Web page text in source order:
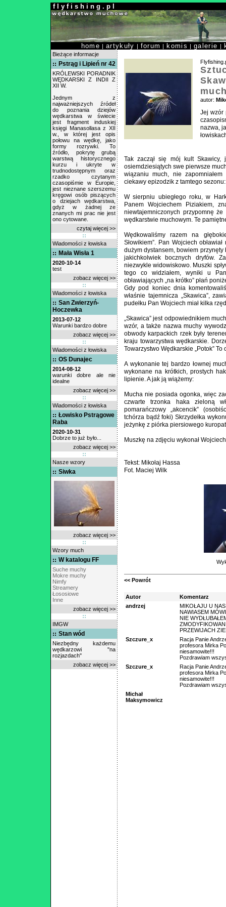
f l y f i s h i n g . p l
home |artykuły | forum | komis |galerie |
Bieżące informacje
Pstrąg i Lipień nr 42
KRÓLEWSKI PORADNIK
WĘDKARSKI Z INDII Z
XII W.
Jednym z
najważniejszych źródeł
do poznania dziejów
wędkarstwa w świecie
jest fragment induskiej
księgi Manasollasa z XII
w., w której jest opis
połowu na wędkę, jako
formy rozrywki. To
źródło, pokrytę grubą
warstwą historycznego
kurzu i ukryte w
trudnodostępnym oraz
rzadko czytanym
czasopiśmie w Europie,
jest nieznane szerszemu
kręgowi osób piszących
o dziejach wędkarstwa,
gdyż w żadnej ze
znanych mi prac nie jest
ono cytowane.
czytaj więcej >>
Wiadomości z łowiska
Mała Wisła 1
2020-10-14
test
zobacz więcej >>
Wiadomości z łowiska
San Zwierzyń-
Hoczewka
2013-07-12
Warunki bardzo dobre
zobacz więcej >>
Wiadomości z łowiska
OS Dunajec
2014-08-12
warunki dobre ale nie
idealne
zobacz więcej >>
Wiadomości z łowiska
Łowisko Pstrągowe
Raba
2020-10-31
Dobrze to już było...
zobacz więcej >>
Nasze wzory
Siwka
zobacz więcej >>
Wzory much
W katalogu FF
Suche muchy
Mokre muchy
Nimfy
Streamery
Łososiowe
Inne
zobacz więcej >>
IMGW
Stan wód
Niezbędny każdemu
wędkarzowi "na
rozjazdach"
zobacz więcej >>
autor:
Jej wzór
nazwa,
Tak zaczął się mój kult
osiemdziesiątych swe pierwsze
wiązaniu much, nie
ciekawy epizodzik z tamtego sezonu:
W sierpniu ubiegłego roku, w
Panem Wojciechem Piziakiem,
niewtajemniczonych przypomnę
wędkarstwie muchowym. Te
Wędkowaliśmy razem na
Słowikiem”. Pan Wojciech
dużym dystansem, bowiem przynęty
jakichkolwiek bocznych dryfów.
niezwykle widowiskowo. Muszki
tego co widziałem, wyniki u
obławiających „na krótko” płań
Gdy pod koniec dnia
właśnie tajemnicza „Skawica”,
pudełku Pan Wojciech miał kilka
„Skawica” jest odpowiednikiem
wzór, a także nazwa muchy
obwody karpackich rzek były
kraju towarzystwa wędkarskie.
Towarzystwo Wędkarskie „Potok”
A wykonanie tej bardzo łownej
wykonane na krótkich, prostych
lipienie. A jak ją wiążemy:
Mucha nie posiada ogonka, więc
czwarte trzonka haka zieloną
pomarańczowy „akcencik”
tchórza bądź foki) Skrzydełka
jeżynkę z piórka piersiowego
Muszkę na zdjęciu wykonał
Tekst: Mikołaj Hassa
Fot. Maciej Wilk
<< Powrót
Autor
Komentarz
andrzej
MIKOŁAJU U
NAWIASEM
NIE
PRZEWIJACH
Szczure_x
Racja Panie
profesora Mirka
niesamowite!!!
Pozdrawiam
Szczure_x
Racja Panie
profesora Mirka
niesamowite!!!
Pozdrawiam
Michał
Maksymowicz